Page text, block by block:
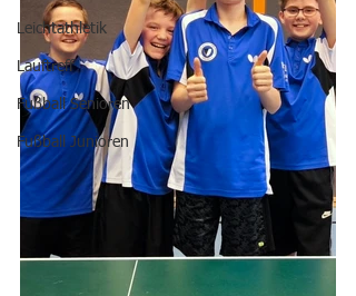
Leichtathletik
Lauftreff
Fußball Senioren
Fußball Junioren